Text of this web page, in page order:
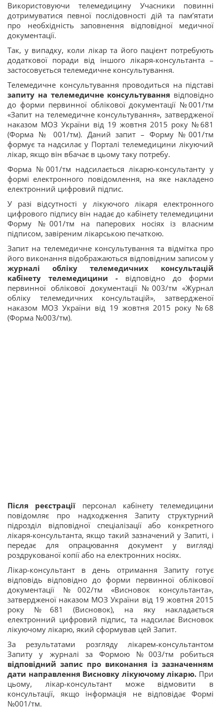
Використовуючи телемедицину Учасники повинні
дотримуватися певної послідовності дій та пам’ятати
про необхідність заповнення відповідної медичної
документації.
Так, у випадку, коли лікар та його пацієнт потребують
додаткової поради від іншого лікаря-консультанта –
застосовується телемедичне консультування.
Телемедичне консультування проводиться на підставі
запиту на телемедичне консультування відповідно
до форми первинної облікової документації №001/тм
«Запит на телемедичне консультування», затвердженої
наказом МОЗ України від 19 жовтня 2015 року №681
(Форма № 001/тм). Даний запит – Форму №001/тм
формує та надсилає у Порталі телемедицини лікуючий
лікар, якщо він вбачає в цьому таку потребу.
Форма №001/тм надсилається лікарю-консультанту у
формі електронного повідомлення, на яке накладено
електронний цифровий підпис.
У разі відсутності у лікуючого лікаря електронного
цифрового підпису він надає до кабінету телемедицини
Форму №001/тм на паперових носіях із власним
підписом, завіреним лікарською печаткою.
Запит на телемедичне консультування та відмітка про
його виконання відображаються відповідним записом у
журналі обліку телемедичних консультацій
кабінету телемедицини - відповідно до форми
первинної облікової документації №003/тм «Журнал
обліку телемедичних консультацій», затвердженої
наказом МОЗ України від 19 жовтня 2015 року №68
(Форма №003/тм).
Після реєстрації персонал кабінету телемедицини
повідомляє про надходження Запиту структурний
підрозділ відповідної спеціалізації або конкретного
лікаря-консультанта, якщо такий зазначений у Запиті, і
передає для опрацювання документ у вигляді
роздрукованої копії або на електронних носіях.
Лікар-консультант в день отримання Запиту готує
відповідь відповідно до форми первинної облікової
документації №002/тм «Висновок консультанта»,
затвердженої наказом МОЗ України від 19 жовтня 2015
року №681 (Висновок), на яку накладається
електронний цифровий підпис, та надсилає Висновок
лікуючому лікарю, який сформував цей Запит.
За результатами розгляду лікарем-консультантом
Запиту у журналі за Формою №003/тм робиться
відповідний запис про виконання із зазначенням
дати направлення Висновку лікуючому лікарю. При
цьому, лікар-консультант може відмовити в
консультації, якщо інформація не відповідає Формі
№001/тм.